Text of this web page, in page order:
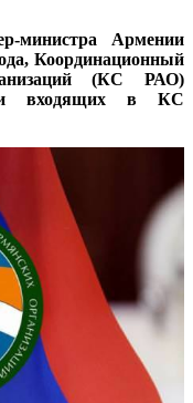
министра Армении
Координационный
(КС РАО)
входящих в КС